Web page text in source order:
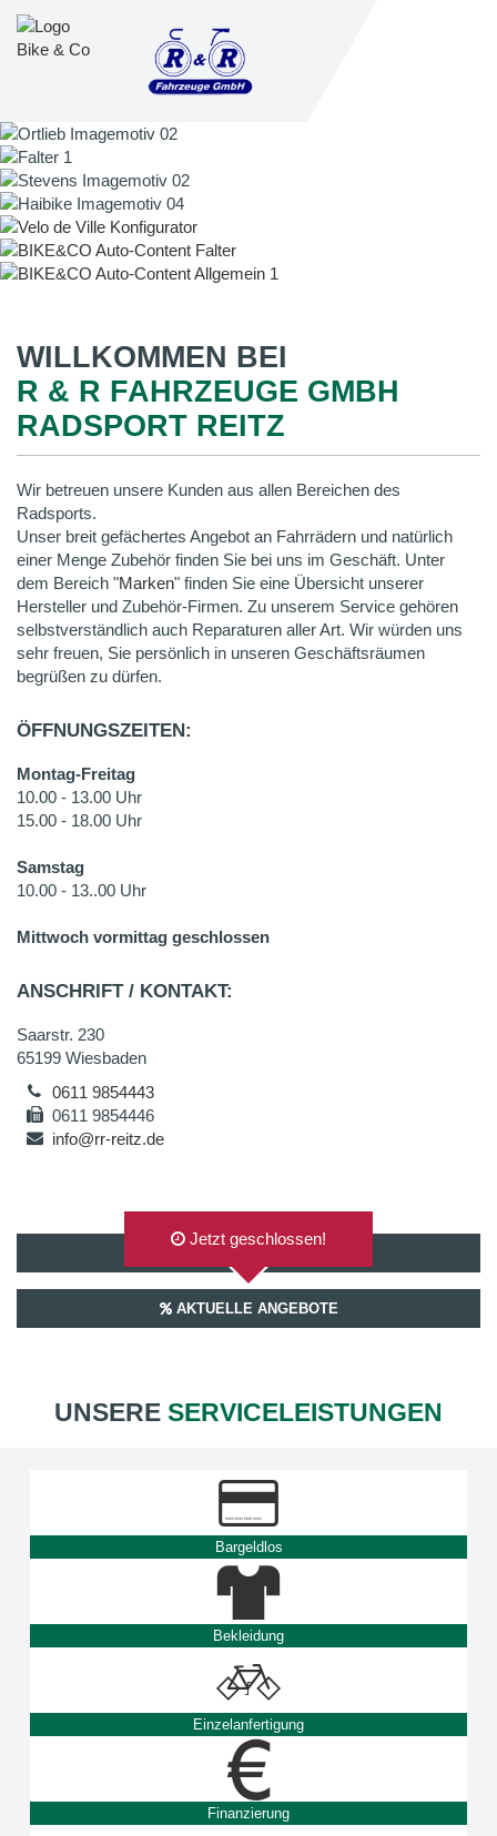
WILLKOMMEN BEI
R & R FAHRZEUGE GMBH
RADSPORT REITZ
Wir betreuen unsere Kunden aus allen Bereichen des
Radsports.
Unser breit gefächertes Angebot an Fahrrädern und natürlich
einer Menge Zubehör finden Sie bei uns im Geschäft. Unter
dem Bereich "Marken" finden Sie eine Übersicht unserer
Hersteller und Zubehör-Firmen. Zu unserem Service gehören
selbstverständlich auch Reparaturen aller Art. Wir würden uns
sehr freuen, Sie persönlich in unseren Geschäftsräumen
begrüßen zu dürfen.
ÖFFNUNGSZEITEN:
Montag-Freitag
10.00 - 13.00 Uhr
15.00 - 18.00 Uhr
Samstag
10.00 - 13..00 Uhr
Mittwoch vormittag geschlossen
ANSCHRIFT / KONTAKT:
Saarstr. 230
65199 Wiesbaden
0611 9854443
0611 9854446
info@rr-reitz.de
AUF GOOGLEMAPS ANZEIGEN
Jetzt geschlossen!
AKTUELLE ANGEBOTE
UNSERE SERVICELEISTUNGEN
Bargeldlos
Bekleidung
Einzelanfertigung
Finanzierung